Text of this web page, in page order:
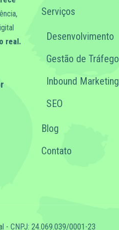
real.
Serviços
Desenvolvimento
Gestão de Tráfego
Inbound Marketing
SEO
Blog
Contato
- CNPJ: 24.069.039/0001-23